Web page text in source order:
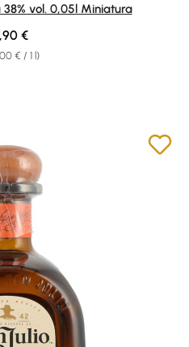
38% vol. 0,05l Miniatura
€ / 1 l)
price:
€